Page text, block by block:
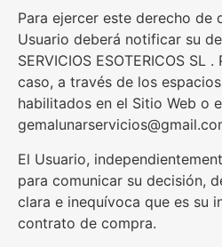
Para ejercer este derecho de
Usuario deberá notificar su
SERVICIOS ESOTERICOS SL
caso, a través de los
habilitados en el Sitio Web o
El Usuario,
para comunicar su decisión,
clara e inequívoca que es su
contrato de compra.